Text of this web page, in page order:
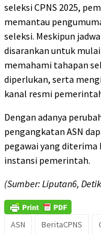
seleksi CPNS 2025,
memantau
seleksi. Meskipun
disarankan untuk
memahami tahapan
diperlukan, serta
kanal resmi
Dengan adanya
pengangkatan ASN
pegawai yang diterima
instansi pemerintah.
(Sumber: Liputan6,
ASN BeritaCPNS